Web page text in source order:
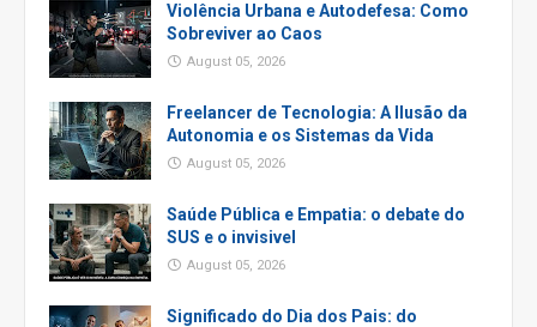
Violência Urbana e Autodefesa: Como
Sobreviver ao Caos
August 05, 2026
Freelancer de Tecnologia: A Ilusão da
Autonomia e os Sistemas da Vida
August 05, 2026
Saúde Pública e Empatia: o debate do
SUS e o invisivel
August 05, 2026
Significado do Dia dos Pais: do